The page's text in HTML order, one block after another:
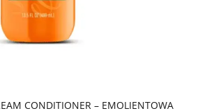
CONDITIONER – EMOLIENTOWA